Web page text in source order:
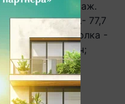
1974 г.п. 1 этаж.
кв.м, жил.- 77,7
высота потолка -
кирпич;
кирпич
Фундамент:
- бетон;